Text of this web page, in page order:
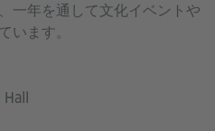
一年を通して文化イベントや
います。